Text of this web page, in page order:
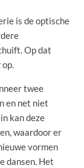
is de optische
Op dat
op.
twee
en net niet
kan deze
waardoor er
vormen
dansen. Het